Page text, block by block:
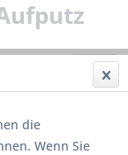
die
Wenn Sie